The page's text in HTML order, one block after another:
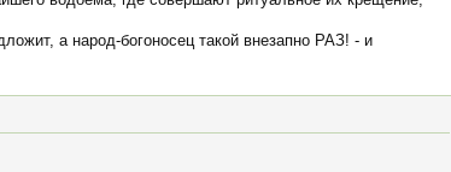
а народ-богоносец такой внезапно РАЗ! - и